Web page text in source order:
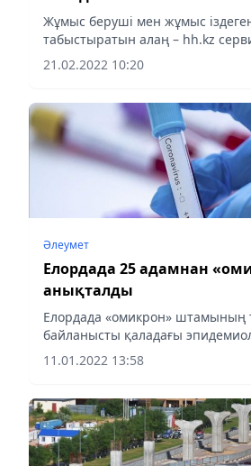
Жұмыс беруші мен жұмыс
табыстыратын алаң – hh.kz
бойынша.
21.02.2022 10:20
Әлеумет
Елордада 25 адамнан
анықталды
Елордада «омикрон» штамының
байланысты қаладағы
өте күрделі болып қалуда, деп
Аlmaty-akshamy.kz Нұр-Сұлтан
11.01.2022 13:58